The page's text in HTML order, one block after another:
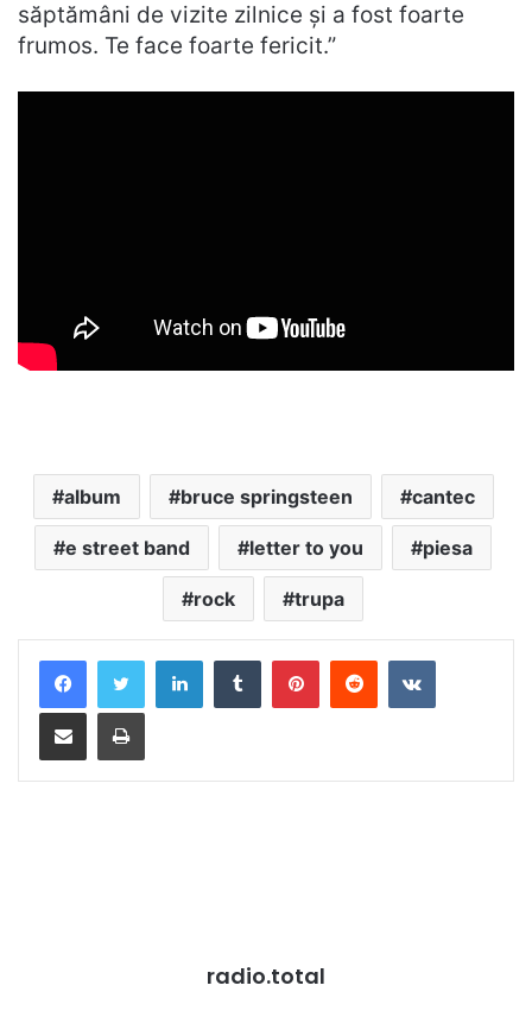
săptămâni de vizite zilnice și a fost foarte
frumos. Te face foarte fericit.”
album bruce springsteen cantec
e street band letter to you piesa
rock trupa
LinkedInTumblrPinterestRedditVKontakte
Distribuie prin mail Tipărește
radio.total